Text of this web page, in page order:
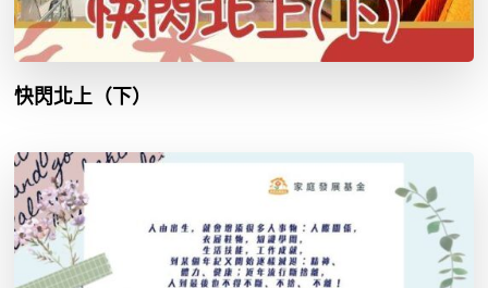
快閃北上（下）